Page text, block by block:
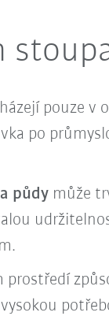
pouze v
po
půdymůže